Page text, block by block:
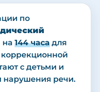
по
144 часа для
с детьми и
речи.